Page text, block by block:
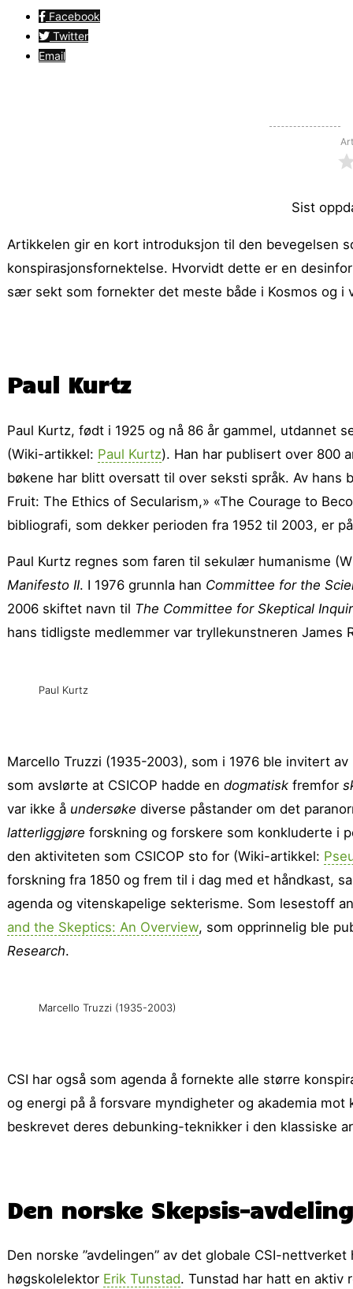
Facebook
Twitter
Email
Sist
Artikkelen gir en kort introduksjon til den bevegelsen
konspirasjonsfornektelse. Hvorvidt dette er en
sær sekt som fornekter det meste både i Kosmos og i
Paul Kurtz
Paul Kurtz, født i 1925 og nå 86 år gammel, utdannet
(Wiki-artikkel: Paul Kurtz). Han har publisert over 800
bøkene har blitt oversatt til over seksti språk. Av hans
Fruit: The Ethics of Secularism,» «The Courage to
bibliografi, som dekker perioden fra 1952 til 2003, er
Paul Kurtz regnes som faren til sekulær humanisme
Manifesto II. I 1976 grunnla han Com­mit­tee for the
2006 skiftet navn til The Committee for Skeptical
hans tidligste medlemmer var trylle­kunstneren James
Paul Kurtz
Marcello Truzzi (1935-2003), som i 1976 ble invitert
som avslørte at CSICOP hadde en dogmatisk fremfor
var ikke å undersøke diverse påstander om det
latterliggjøre forskning og forskere som konkluderte i
den aktiviteten som CSICOP sto for (Wiki-artikkel:
forskning fra 1850 og frem til i dag med et håndkast,
agenda og vitenskapelige sekterisme. Som lesestoff
and the Skeptics: An Overview, som opprinnelig ble
Research.
Marcello Truzzi (1935-2003)
CSI har også som agenda å fornekte alle større
og energi på å forsvare myndigheter og akademia
beskrevet deres debunking-teknikker i den klassiske
Den norske Skepsis-
Den norske ”avdelingen” av det globale CSI-
høgskolelektor Erik Tunstad. Tunstad har hatt en aktiv